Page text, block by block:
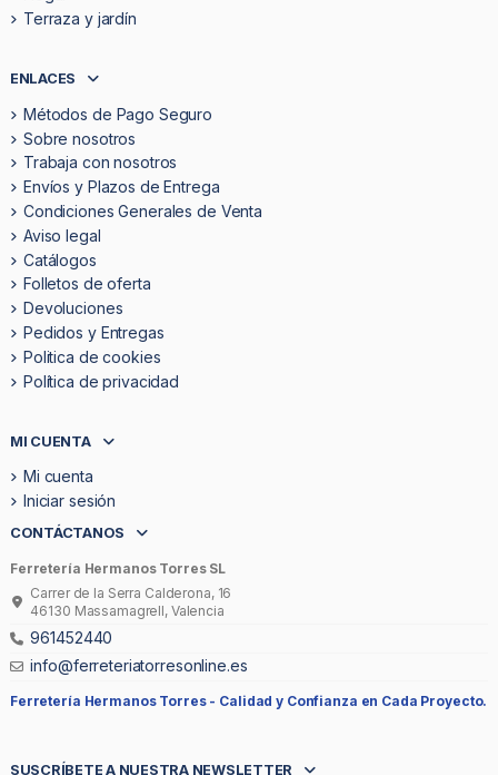
Terraza y jardín
ENLACES
Métodos de Pago Seguro
Sobre nosotros
Trabaja con nosotros
Envíos y Plazos de Entrega
Condiciones Generales de Venta
Aviso legal
Catálogos
Folletos de oferta
Devoluciones
Pedidos y Entregas
Politica de cookies
Política de privacidad
MI CUENTA
Mi cuenta
Iniciar sesión
CONTÁCTANOS
Ferretería Hermanos Torres SL
Carrer de la Serra Calderona, 16
46130 Massamagrell, Valencia
961452440
info@ferreteriatorresonline.es
Ferretería Hermanos Torres - Calidad y Confianza en Cada Proyecto.
SUSCRÍBETE A NUESTRA NEWSLETTER